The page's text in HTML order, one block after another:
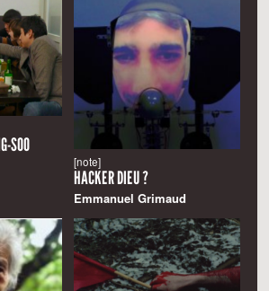
SOO
[note]
HACKER DIEU ?
Emmanuel Grimaud